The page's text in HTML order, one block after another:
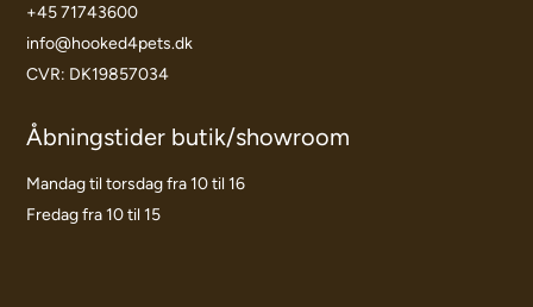
+45 71743600
info@hooked4pets.dk
CVR: DK19857034
Åbningstider butik/showroom
Mandag til torsdag fra 10 til 16
Fredag fra 10 til 15